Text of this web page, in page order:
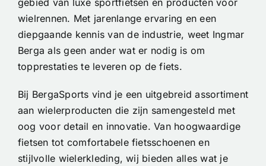
gebied van luxe sportfietsen en producten voor
wielrennen. Met jarenlange ervaring en een
diepgaande kennis van de industrie, weet Ingmar
Berga als geen ander wat er nodig is om
topprestaties te leveren op de fiets.
Bij BergaSports vind je een uitgebreid assortiment
aan wielerproducten die zijn samengesteld met
oog voor detail en innovatie. Van hoogwaardige
fietsen tot comfortabele fietsschoenen en
stijlvolle wielerkleding, wij bieden alles wat je